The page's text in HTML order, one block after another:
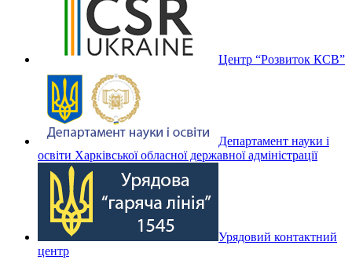
Центр “Розвиток КСВ”
Департамент науки і
освіти Харківської обласної державної адміністрації
Урядовий контактний
центр